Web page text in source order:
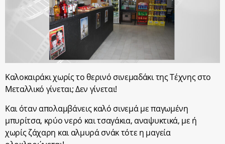
Καλοκαιράκι χωρίς το θερινό σινεμαδάκι της Τέχνης στο
Μεταλλικό γίνεται; Δεν γίνεται!
Και όταν απολαμβάνεις καλό σινεμά με παγωμένη
μπυρίτσα, κρύο νερό και τσαγάκια, αναψυκτικά, με ή
χωρίς ζάχαρη και αλμυρά σνάκ τότε η μαγεία